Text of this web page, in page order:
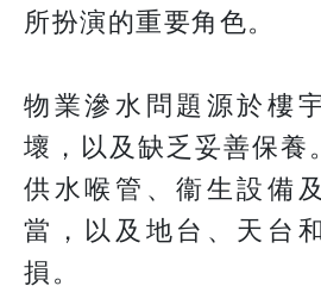
所扮演的重要角色。
物業滲水問題源於樓
壞，以及缺乏妥善保養
供水喉管、衞生設備
當，以及地台、天台
損。